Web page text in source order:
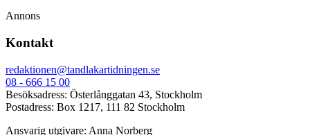
Annons
Kontakt
redaktionen@tandlakartidningen.se
08 - 666 15 00
Besöksadress: Österlånggatan 43, Stockholm
Postadress: Box 1217, 111 82 Stockholm
Ansvarig utgivare: Anna Norberg